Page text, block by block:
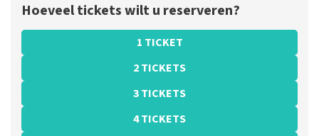
Hoeveel tickets wilt u reserveren?
1 TICKET
2 TICKETS
3 TICKETS
4 TICKETS